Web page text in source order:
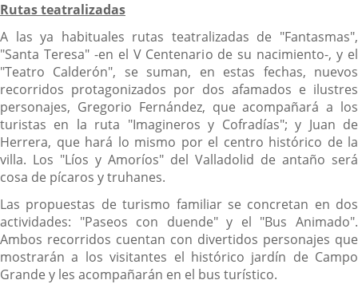
Rutas teatralizadas
A las ya habituales rutas teatralizadas de "Fantasmas",
"Santa Teresa" -en el V Centenario de su nacimiento-, y el
"Teatro Calderón", se suman, en estas fechas, nuevos
recorridos protagonizados por dos afamados e ilustres
personajes, Gregorio Fernández, que acompañará a los
turistas en la ruta "Imagineros y Cofradías"; y Juan de
Herrera, que hará lo mismo por el centro histórico de la
villa. Los "Líos y Amoríos" del Valladolid de antaño será
cosa de pícaros y truhanes.
Las propuestas de turismo familiar se concretan en dos
actividades: "Paseos con duende" y el "Bus Animado".
Ambos recorridos cuentan con divertidos personajes que
mostrarán a los visitantes el histórico jardín de Campo
Grande y les acompañarán en el bus turístico.